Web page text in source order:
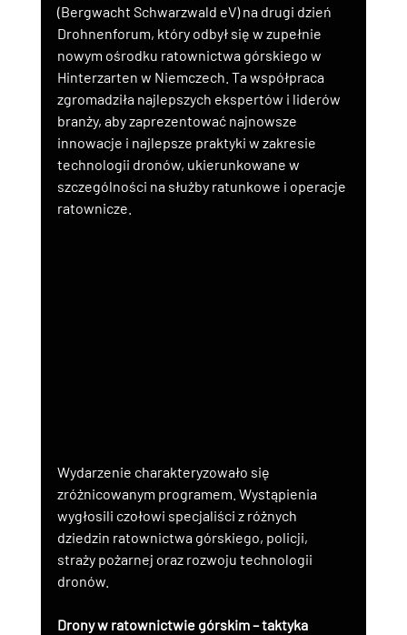
(Bergwacht Schwarzwald eV) na drugi dzień
Drohnenforum, który odbył się w zupełnie
nowym ośrodku ratownictwa górskiego w
Hinterzarten w Niemczech. Ta współpraca
zgromadziła najlepszych ekspertów i liderów
branży, aby zaprezentować najnowsze
innowacje i najlepsze praktyki w zakresie
technologii dronów, ukierunkowane w
szczególności na służby ratunkowe i operacje
ratownicze.
Wydarzenie charakteryzowało się
zróżnicowanym programem. Wystąpienia
wygłosili czołowi specjaliści z różnych
dziedzin ratownictwa górskiego, policji,
straży pożarnej oraz rozwoju technologii
dronów.
Drony w ratownictwie górskim – taktyka